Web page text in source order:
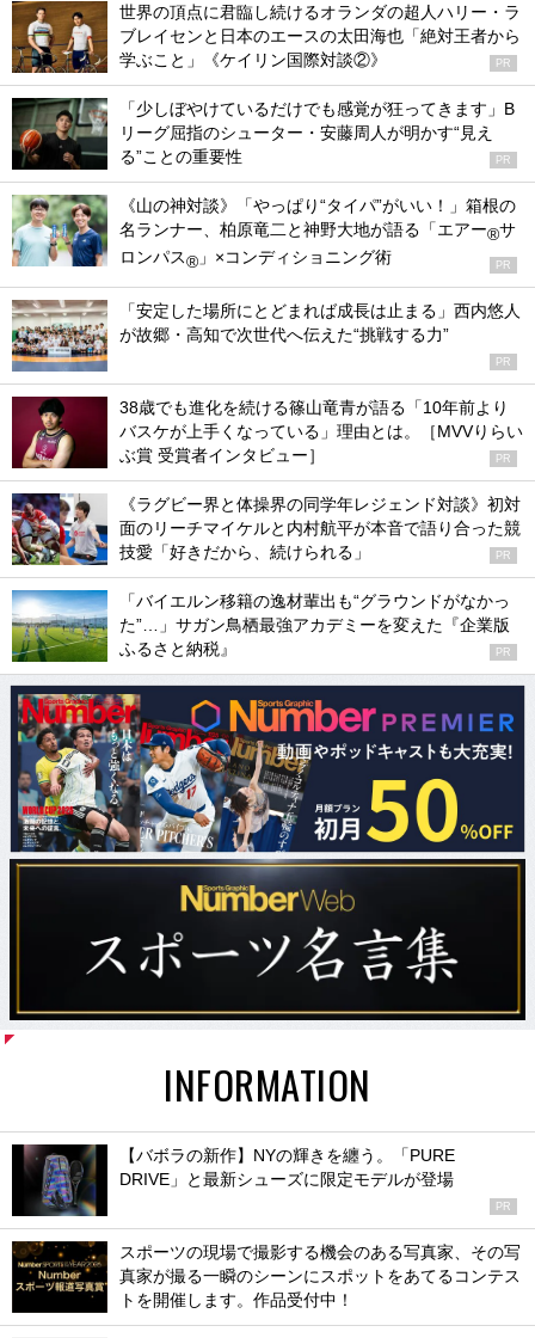
世界の頂点に君臨し続けるオランダの超人ハリー・ラ
ブレイセンと日本のエースの太田海也「絶対王者から
学ぶこと」《ケイリン国際対談②》
PR
「少しぼやけているだけでも感覚が狂ってきます」B
リーグ屈指のシューター・安藤周人が明かす“見え
る”ことの重要性
PR
《山の神対談》「やっぱり“タイパ”がいい！」箱根の
名ランナー、柏原竜二と神野大地が語る「エアー®サ
ロンパス® 」×コンディショニング術 PR
「安定した場所にとどまれば成長は止まる」西内悠人
が故郷・高知で次世代へ伝えた“挑戦する力”
PR
38歳でも進化を続ける篠山竜青が語る「10年前より
バスケが上手くなっている」理由とは。［MVVりらい
ぶ賞 受賞者インタビュー］
PR
《ラグビー界と体操界の同学年レジェンド対談》初対
面のリーチマイケルと内村航平が本音で語り合った競
技愛「好きだから、続けられる」
PR
「バイエルン移籍の逸材輩出も“グラウンドがなかっ
た”…」サガン鳥栖最強アカデミーを変えた『企業版
ふるさと納税』
PR
INFORMATION
【バボラの新作】NYの輝きを纏う。「PURE
DRIVE」と最新シューズに限定モデルが登場
PR
スポーツの現場で撮影する機会のある写真家、その写
真家が撮る一瞬のシーンにスポットをあてるコンテス
トを開催します。作品受付中！